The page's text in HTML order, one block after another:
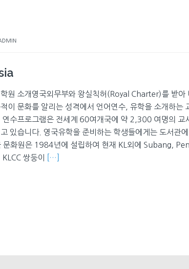
원 소개영국외무부와 왕실칙허(Royal Charter)를 받아
이 문화를 알리는 성격에서 언어연수, 유학을 소개하는
연수프로그램은 전세계 60여개국에 약 2,300 여명의
있습니다. 영국유학을 준비하는 학생들에게는 도서관
문화원은 1984년에 설립하여 현재 KL외에 Subang,
쌍둥이
[…]